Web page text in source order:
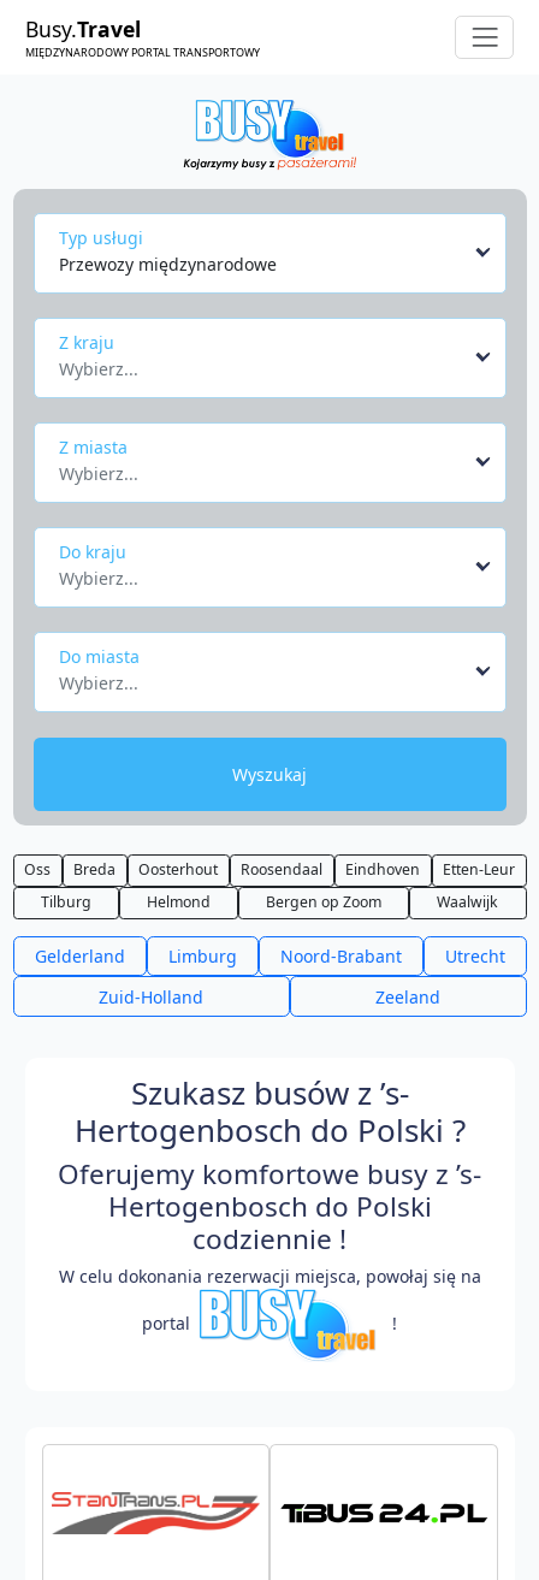
Busy.Travel
MIĘDZYNARODOWY PORTAL TRANSPORTOWY
Typ usługi
Przewozy międzynarodowe
Z kraju
Wybierz...
Z miasta
Wybierz...
Do kraju
Wybierz...
Do miasta
Wybierz...
Wyszukaj
Oss Breda Oosterhout Roosendaal Eindhoven
Etten-Leur
Tilburg
Helmond Bergen op Zoom Waalwijk
Gelderland Limburg Noord-Brabant
Utrecht
Zuid-Holland
Zeeland
Szukasz busów z ’s-
Hertogenbosch do Polski ?
Oferujemy komfortowe busy z ’s-
Hertogenbosch do Polski
codziennie !
W celu dokonania rezerwacji miejsca, powołaj się na
portal !